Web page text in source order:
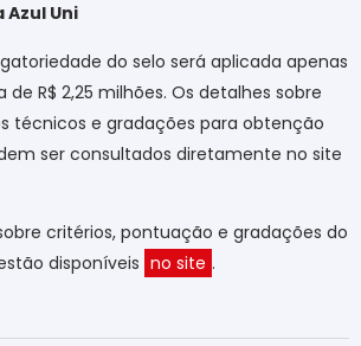
Azul Uni
do selo será aplicada apenas
R$ 2,25 milhões. Os detalhes sobre
técnicos e gradações para obtenção
ser consultados diretamente no site
critérios, pontuação e gradações do
disponíveis no site .